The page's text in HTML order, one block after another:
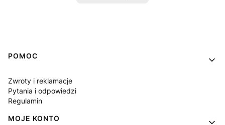
Linki w stopce
POMOC
Zwroty i reklamacje
Pytania i odpowiedzi
Regulamin
MOJE KONTO